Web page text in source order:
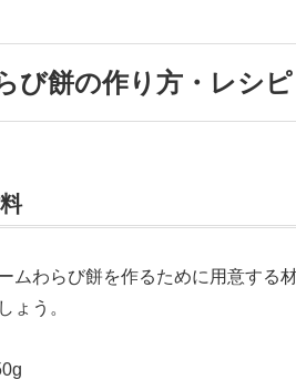
び餅の作り方・レシピ
ムわらび餅を作るために用意する
ょう。